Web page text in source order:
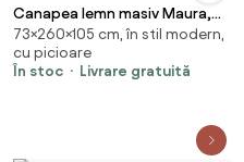
Canapea lemn masiv Maura,
260 × 73 × 105 cm
73×260×105 cm, în stil modern,
cu picioare
În stoc
Livrare gratuită